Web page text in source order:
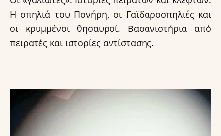
Η σπηλιά του Πονήρη, οι Γαϊδαροσπηλιές και
οι κρυμμένοι θησαυροί. Βασανιστήρια από
πειρατές και ιστορίες αντίστασης.